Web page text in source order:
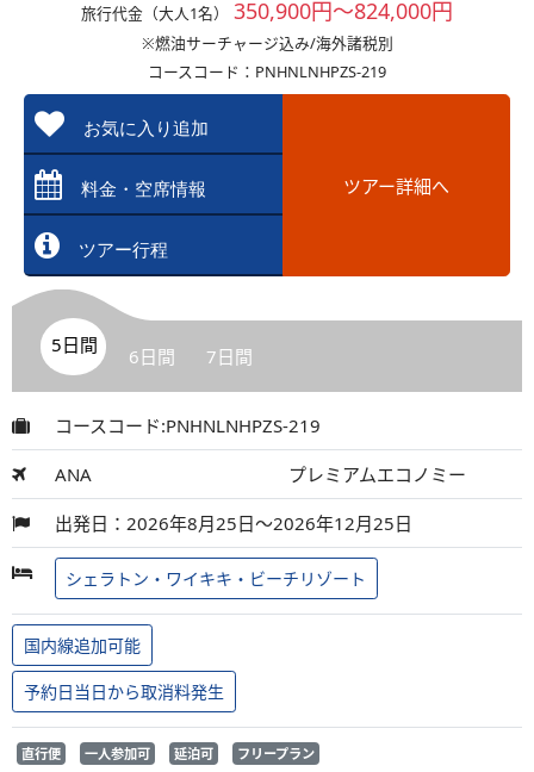
旅行代金（大人1名） 350,900円～824,000円
※燃油サーチャージ込み/海外諸税別
コースコード：PNHNLNHPZS-219
お気に入り追加
料金・空席情報
ツアー行程
ツアー詳細へ
5日間 6日間 7日間
コースコード:PNHNLNHPZS-219
ANA プレミアムエコノミー
出発日：2026年8月25日～2026年12月25日
シェラトン・ワイキキ・ビーチリゾート
国内線追加可能
予約日当日から取消料発生
直行便 一人参加可 延泊可 フリープラン